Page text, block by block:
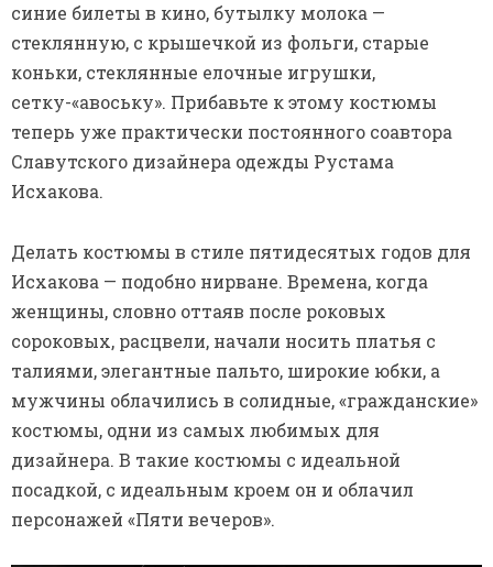
синие билеты в кино, бутылку молока —
стеклянную, с крышечкой из фольги, старые
коньки, стеклянные елочные игрушки,
сетку-«авоську». Прибавьте к этому костюмы
теперь уже практически постоянного соавтора
Славутского дизайнера одежды Рустама
Исхакова.
Делать костюмы в стиле пятидесятых годов для
Исхакова — подобно нирване. Времена, когда
женщины, словно оттаяв после роковых
сороковых, расцвели, начали носить платья с
талиями, элегантные пальто, широкие юбки, а
мужчины облачились в солидные, «гражданские»
костюмы, одни из самых любимых для
дизайнера. В такие костюмы с идеальной
посадкой, с идеальным кроем он и облачил
персонажей «Пяти вечеров».